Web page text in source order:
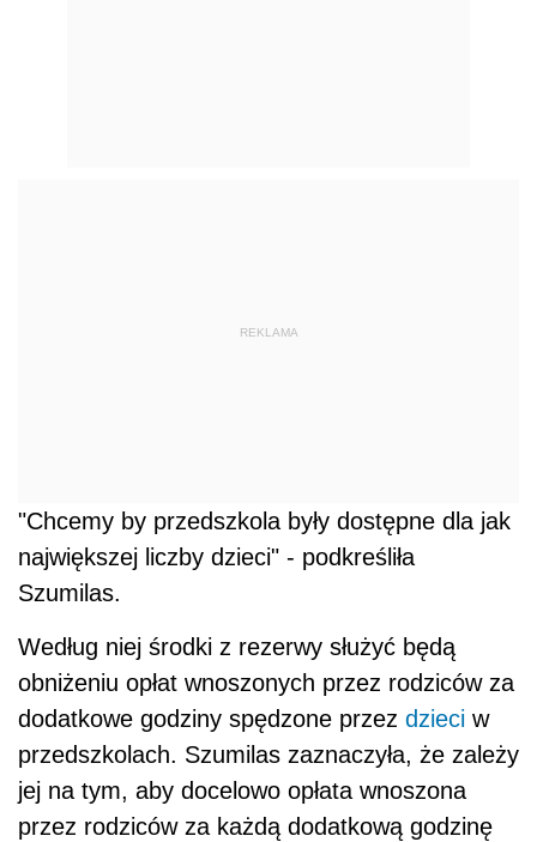
REKLAMA
"Chcemy by przedszkola były dostępne dla jak
największej liczby dzieci" - podkreśliła
Szumilas.
Według niej środki z rezerwy służyć będą
obniżeniu opłat wnoszonych przez rodziców za
dodatkowe godziny spędzone przez dzieci w
przedszkolach. Szumilas zaznaczyła, że zależy
jej na tym, aby docelowo opłata wnoszona
przez rodziców za każdą dodatkową godzinę